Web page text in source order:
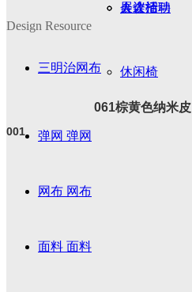
会议椅
休闲椅
展会活动
人才招聘
Design Resource
三明治网布
弹网 弹网
网布 网布
面料 面料
061棕黄色纳米皮
001